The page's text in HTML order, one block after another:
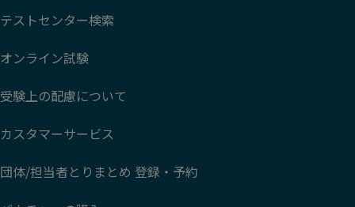
テストセンター検索
オンライン試験
受験上の配慮について
カスタマーサービス
団体/担当者とりまとめ 登録・予約